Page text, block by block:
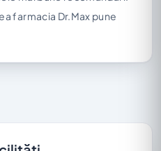
farmacia Dr.Max pune